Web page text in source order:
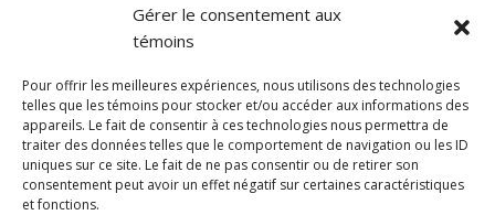
Gérer le consentement aux
témoins
Pour offrir les meilleures expériences, nous utilisons des technologies
telles que les témoins pour stocker et/ou accéder aux informations des
appareils. Le fait de consentir à ces technologies nous permettra de
traiter des données telles que le comportement de navigation ou les ID
uniques sur ce site. Le fait de ne pas consentir ou de retirer son
consentement peut avoir un effet négatif sur certaines caractéristiques
et fonctions.
Dimanche : Fermé
SUIVEZ-NOUS SUR FACEBOOK